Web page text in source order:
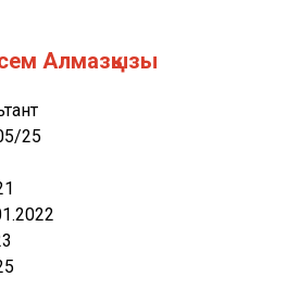
Алмазқызы
25